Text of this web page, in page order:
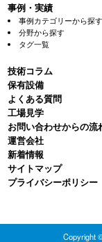
事例・実績
事例カテゴリーから探す
分野から探す
タグ一覧
技術コラム
保有設備
よくある質問
⼯場⾒学
お問い合わせからの流
運営会社
新着情報
サイトマップ
プライバシーポリシー
Copyright